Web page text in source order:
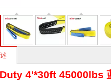
4'*30ft 45000lbs